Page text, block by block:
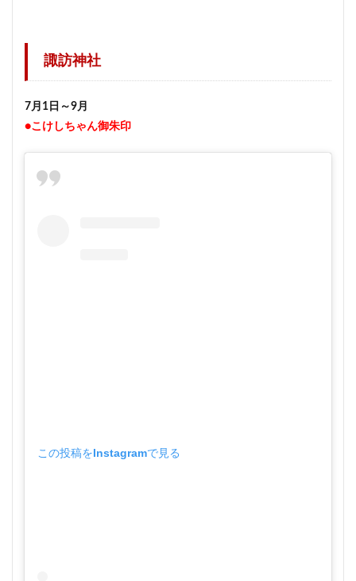
諏訪神社
7月1日～9月
●こけしちゃん御朱印
この投稿をInstagramで見る